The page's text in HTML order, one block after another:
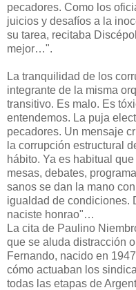
pecadores. Como los
juicios y desafíos a la
su tarea, recitaba
mejor…".
La tranquilidad de los
integrante de la misma
transitivo. Es malo. Es
entendemos. La puja
pecadores. Un mensaje
la corrupción estructural
hábito. Ya es habitual
mesas, debates,
sanos se dan la mano
igualdad de condiciones.
naciste honrao"…
La cita de Paulino
que se aluda distracción
Fernando, nacido en
cómo actuaban los
todas las etapas de